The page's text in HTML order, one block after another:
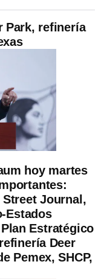
Park, refinería
hoy martes
Street Journal,
Estados
Estratégico
Deer
Pemex, SHCP,